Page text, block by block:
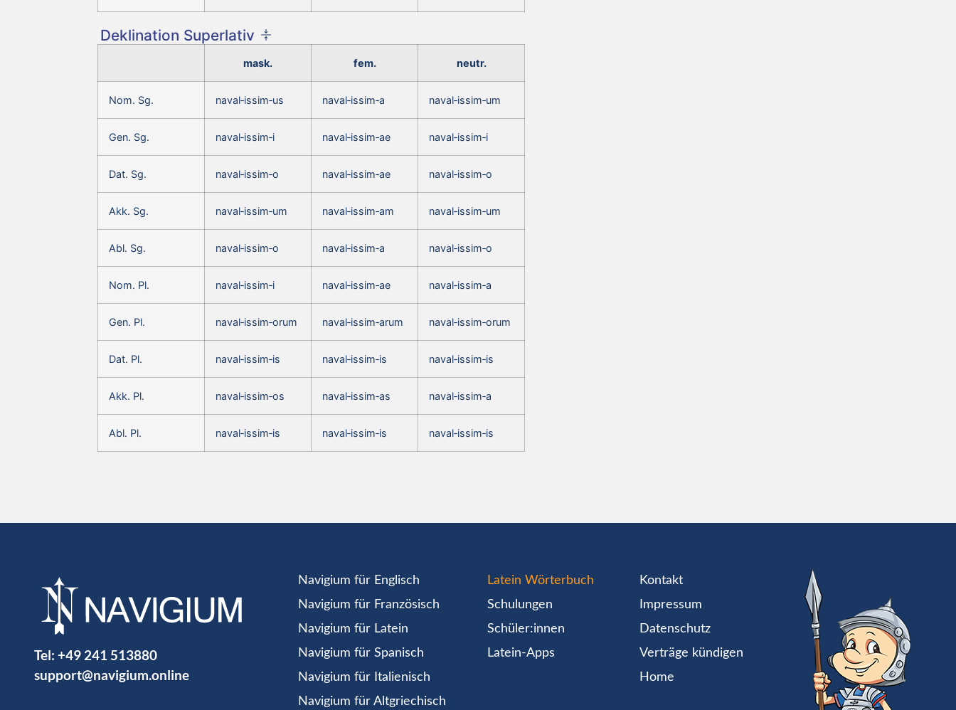
Deklination Superlativ
mask. fem. neutr.
Nom. Sg. naval‑issim‑us naval‑issim‑a naval‑issim‑um
Gen. Sg. naval‑issim‑i naval‑issim‑ae naval‑issim‑i
Dat. Sg. naval‑issim‑o naval‑issim‑ae naval‑issim‑o
Akk. Sg. naval‑issim‑um naval‑issim‑am naval‑issim‑um
Abl. Sg. naval‑issim‑o naval‑issim‑a naval‑issim‑o
Nom. Pl. naval‑issim‑i naval‑issim‑ae naval‑issim‑a
Gen. Pl. naval‑issim‑orum naval‑issim‑arum naval‑issim‑orum
Dat. Pl. naval‑issim‑is naval‑issim‑is naval‑issim‑is
Akk. Pl. naval‑issim‑os naval‑issim‑as naval‑issim‑a
Abl. Pl. naval‑issim‑is naval‑issim‑is naval‑issim‑is
Tel: +49 241 513880
support@navigium.online
Navigium für Englisch
Navigium für Französisch
Navigium für Latein
Navigium für Spanisch
Navigium für Italienisch
Navigium für Altgriechisch
Latein Wörterbuch
Schulungen
Schüler:innen
Latein-Apps
Kontakt
Impressum
Datenschutz
Verträge kündigen
Home